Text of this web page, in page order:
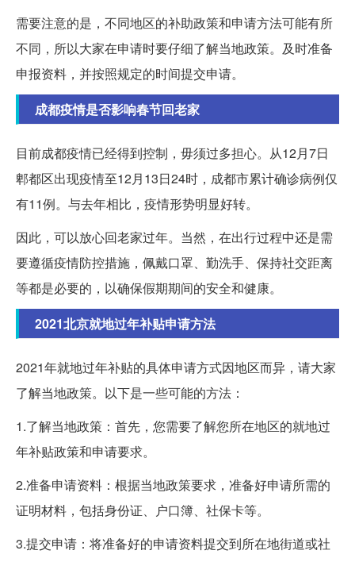
需要注意的是，不同地区的补助政策和申请方法可能有所
不同，所以大家在申请时要仔细了解当地政策。及时准备
申报资料，并按照规定的时间提交申请。
成都疫情是否影响春节回老家
目前成都疫情已经得到控制，毋须过多担心。从12月7日
郫都区出现疫情至12月13日24时，成都市累计确诊病例仅
有11例。与去年相比，疫情形势明显好转。
因此，可以放心回老家过年。当然，在出行过程中还是需
要遵循疫情防控措施，佩戴口罩、勤洗手、保持社交距离
等都是必要的，以确保假期期间的安全和健康。
2021北京就地过年补贴申请方法
2021年就地过年补贴的具体申请方式因地区而异，请大家
了解当地政策。以下是一些可能的方法：
1.了解当地政策：首先，您需要了解您所在地区的就地过
年补贴政策和申请要求。
2.准备申请资料：根据当地政策要求，准备好申请所需的
证明材料，包括身份证、户口簿、社保卡等。
3.提交申请：将准备好的申请资料提交到所在地街道或社